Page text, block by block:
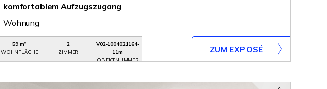
komfortablem Aufzugszugang
Wohnung
59 m²
WOHNFLÄCHE
2
ZIMMER
V02-1004021164-
11m
OBJEKTNUMMER
ZUM EXPOSÉ